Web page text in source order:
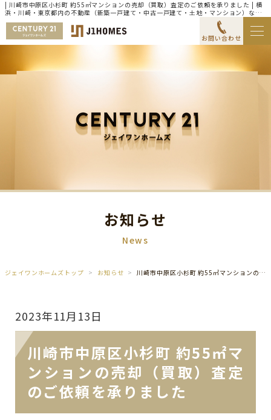
| 川崎市中原区小杉町 約55㎡マンションの売却（買取）査定のご依頼を承りました | 横
浜・川崎・東京都内の不動産（新築一戸建て・中古一戸建て・土地・マンション）なら
センチュリー21ジェイワンホームズ
お問い合わせ
お知らせ
News
ジェイワンホームズトップ お知らせ 川崎市中原区小杉町 約55㎡マンションの売却（買取）査定のご依頼を承りました
2023年11月13日
川崎市中原区小杉町 約55㎡マ
ンションの売却（買取）査定
のご依頼を承りました